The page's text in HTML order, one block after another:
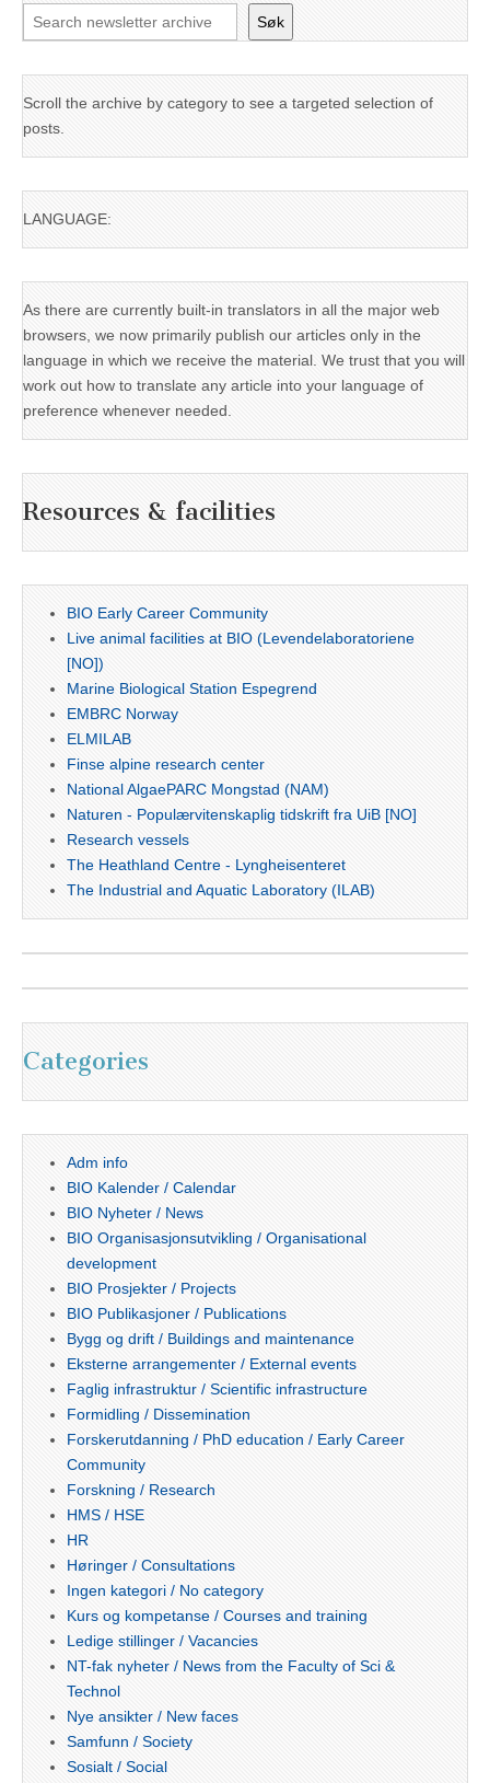
Søk
Scroll the archive by category to see a targeted selection of
posts.
LANGUAGE:
As there are currently built-in translators in all the major web
browsers, we now primarily publish our articles only in the
language in which we receive the material. We trust that you will
work out how to translate any article into your language of
preference whenever needed.
Resources & facilities
BIO Early Career Community
Live animal facilities at BIO (Levendelaboratoriene
[NO])
Marine Biological Station Espegrend
EMBRC Norway
ELMILAB
Finse alpine research center
National AlgaePARC Mongstad (NAM)
Naturen - Populærvitenskaplig tidskrift fra UiB [NO]
Research vessels
The Heathland Centre - Lyngheisenteret
The Industrial and Aquatic Laboratory (ILAB)
Categories
Adm info
BIO Kalender / Calendar
BIO Nyheter / News
BIO Organisasjonsutvikling / Organisational
development
BIO Prosjekter / Projects
BIO Publikasjoner / Publications
Bygg og drift / Buildings and maintenance
Eksterne arrangementer / External events
Faglig infrastruktur / Scientific infrastructure
Formidling / Dissemination
Forskerutdanning / PhD education / Early Career
Community
Forskning / Research
HMS / HSE
HR
Høringer / Consultations
Ingen kategori / No category
Kurs og kompetanse / Courses and training
Ledige stillinger / Vacancies
NT-fak nyheter / News from the Faculty of Sci &
Technol
Nye ansikter / New faces
Samfunn / Society
Sosialt / Social